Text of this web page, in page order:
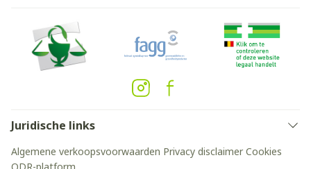
Juridische links
Algemene verkoopsvoorwaarden Privacy disclaimer Cookies
ODR-platform